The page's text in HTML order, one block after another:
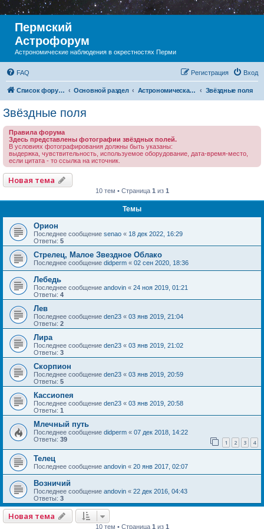
Пермский
Астрофорум
Астрономические наблюдения в окрестностях Перми
FAQ Вход
Регистрация
Список форумов Основной раздел Астрономическая фотография Звёздные поля
Звёздные поля
Правила форума
Здесь представлены фотографии звёздных полей.
В условиях фотографирования должны быть указаны:
выдержка, чувствительность, используемое оборудование, дата-время-место,
если цитата - то ссылка на источник.
Новая тема
10 тем • Страница 1 из 1
Темы
Орион
Последнее сообщение senao « 18 дек 2022, 16:29
Ответы: 5
Стрелец, Малое Звездное Облако
Последнее сообщение didperm « 02 сен 2020, 18:36
Лебедь
Последнее сообщение andovin « 24 ноя 2019, 01:21
Ответы: 4
Лев
Последнее сообщение den23 « 03 янв 2019, 21:04
Ответы: 2
Лира
Последнее сообщение den23 « 03 янв 2019, 21:02
Ответы: 3
Скорпион
Последнее сообщение den23 « 03 янв 2019, 20:59
Ответы: 5
Кассиопея
Последнее сообщение den23 « 03 янв 2019, 20:58
Ответы: 1
Млечный путь
Последнее сообщение didperm « 07 дек 2018, 14:22
Ответы: 39 1 2 3 4
Телец
Последнее сообщение andovin « 20 янв 2017, 02:07
Возничий
Последнее сообщение andovin « 22 дек 2016, 04:43
Ответы: 3
Новая тема
10 тем • Страница 1 из 1